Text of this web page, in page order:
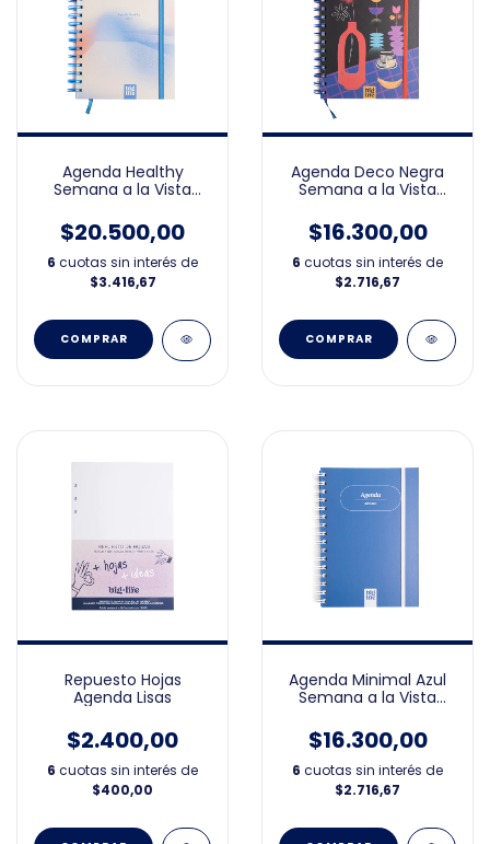
Agenda Healthy
Semana a la Vista
$20.500,00
6 cuotas sin interés de
$3.416,67
Agenda Deco Negra
Semana a la Vista
$16.300,00
6 cuotas sin interés de
$2.716,67
Repuesto Hojas
Agenda Lisas
$2.400,00
6 cuotas sin interés de
$400,00
Agenda Minimal Azul
Semana a la Vista
$16.300,00
6 cuotas sin interés de
$2.716,67